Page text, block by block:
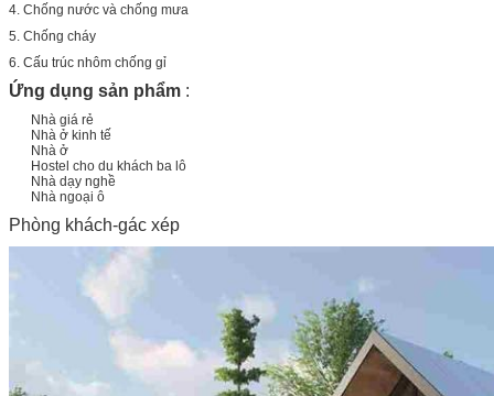
4. Chống nước và chống mưa
5. Chống cháy
6. Cấu trúc nhôm chống gỉ
Ứng dụng sản phẩm :
Nhà giá rẻ
Nhà ở kinh tế
Nhà ở
Hostel cho du khách ba lô
Nhà dạy nghề
Nhà ngoại ô
Phòng khách-gác xép